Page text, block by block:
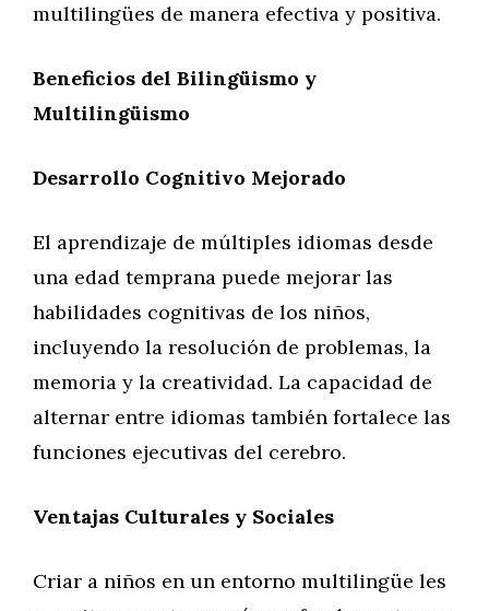
multilingües de manera efectiva y positiva.
Beneficios del Bilingüismo y
Multilingüismo
Desarrollo Cognitivo Mejorado
El aprendizaje de múltiples idiomas desde
una edad temprana puede mejorar las
habilidades cognitivas de los niños,
incluyendo la resolución de problemas, la
memoria y la creatividad. La capacidad de
alternar entre idiomas también fortalece las
funciones ejecutivas del cerebro.
Ventajas Culturales y Sociales
Criar a niños en un entorno multilingüe les